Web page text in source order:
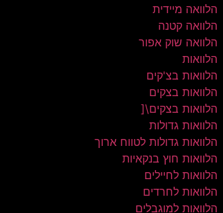
הלוואה מיידית
הלוואה קטנה
הלוואה שוק אפור
הלוואות
הלוואות בצ'קים
הלוואות בצקים
הלוואות בצקים\[
הלוואות גדולות
הלוואות גדולות לטווח ארוך
הלוואות חוץ בנקאיות
הלוואות לחיילים
הלוואות לחרדים
הלוואות למוגבלים